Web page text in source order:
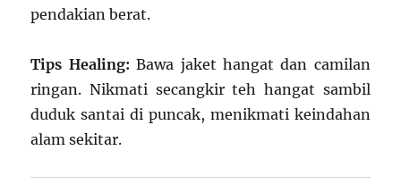
pendakian berat.
Tips Healing: Bawa jaket hangat dan camilan
ringan. Nikmati secangkir teh hangat sambil
duduk santai di puncak, menikmati keindahan
alam sekitar.